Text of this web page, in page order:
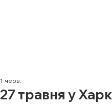
27 травня у
1 черв.